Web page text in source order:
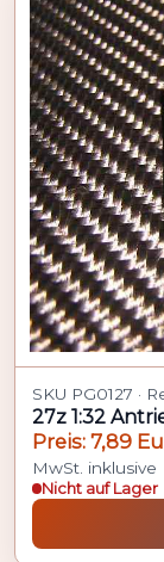
SKU PG0127 ·
27z 1:32
Preis: 7,89
MwSt. inklusive
Nicht auf Lager